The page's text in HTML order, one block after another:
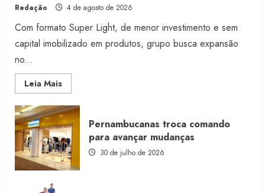
Redação 4 de agosto de 2026
Com formato Super Light, de menor investimento e sem
capital imobilizado em produtos, grupo busca expansão
no...
Leia MaisRead
more
Morena
Rosa
lança
franquia
com
estoque
consignado
Pernambucanas troca comando
para avançar mudanças
30 de julho de 2026